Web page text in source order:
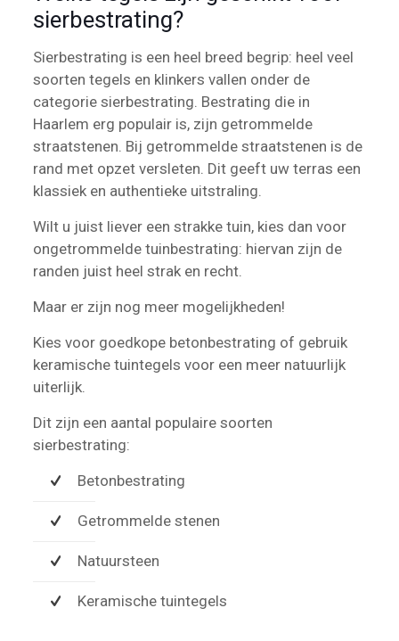
sierbestrating?
Sierbestrating is een heel breed begrip: heel veel
soorten tegels en klinkers vallen onder de
categorie sierbestrating. Bestrating die in
Haarlem erg populair is, zijn getrommelde
straatstenen. Bij getrommelde straatstenen is de
rand met opzet versleten. Dit geeft uw terras een
klassiek en authentieke uitstraling.
Wilt u juist liever een strakke tuin, kies dan voor
ongetrommelde tuinbestrating: hiervan zijn de
randen juist heel strak en recht.
Maar er zijn nog meer mogelijkheden!
Kies voor goedkope betonbestrating of gebruik
keramische tuintegels voor een meer natuurlijk
uiterlijk.
Dit zijn een aantal populaire soorten
sierbestrating:
Betonbestrating
Getrommelde stenen
Natuursteen
Keramische tuintegels